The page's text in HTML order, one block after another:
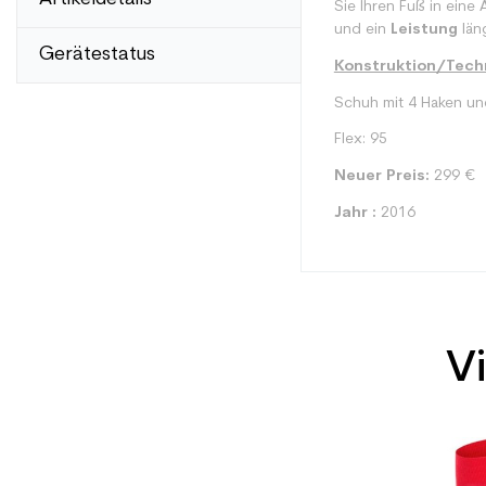
Gerätestatus
Sie Ihren Fuß in eine
und ein Leistung
Konstruktion/
Schuh mit 4 Haken
Flex: 95
Neuer Preis: 299 €
Jahr : 2016